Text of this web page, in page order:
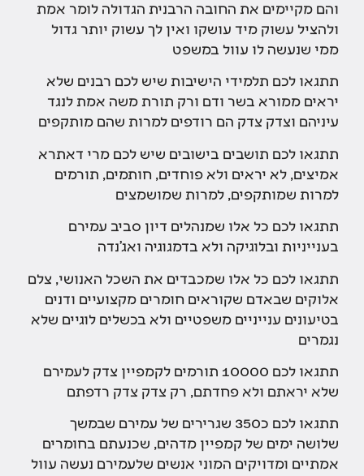
והם מקיימים את החובה הרבנית הגדולה לומר אמת
ולהציל עשוק מיד עושקו ואין לך עשוק יותר גדול
ממי שנעשה לו עוול במשפט
תתגאו לכם תלמידי הישיבות שיש לכם רבנים שלא
יראים ממורא בשר ודם ורק תורת משה אמת לנגד
עיניהם וצדק צדק הם רודפים למרות שהם מותקפים
תתגאו לכם תושבים בישובים שיש לכם מרי דאתרא
אמיצים, לא יראים ולא פוחדים, חותמים, תורמים
למרות שמותקפים, למרות שמושמצים
תתגאו לכם כל אלו שמנהלים דיון סביב עמירם
בענייניות ובלוגיקה ולא בדמגוגיה ואג'נדה
תתגאו לכם כל אלו שמכבדים את השכל האנושי, צלם
אלוקים שבאדם שקוראים חומרים מקצועיים ודנים
בטיעונים ענייניים משפטיים ולא בכשלים לוגיים שלא
נגמרים
תתגאו לכם 10000 תורמים לקמפיין צדק לעמירם
שלא יראתם ולא פחדתם, רק צדק צדק רדפתם
תתגאו לכם כ350 שגרירים של עמירם שבמשך
שלושה ימים של קמפיין מדהים, שכנעתם בחומרים
אמתיים ומדויקים המוני אנשים שלעמירם נעשה עוול